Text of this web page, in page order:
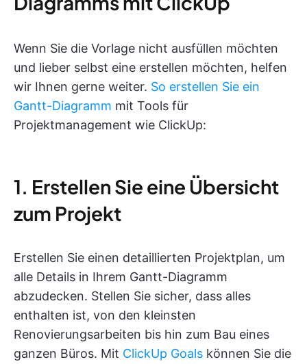
Wenn Sie die Vorlage nicht ausfüllen möchten
und lieber selbst eine erstellen möchten, helfen
wir Ihnen gerne weiter. So erstellen Sie ein
Gantt-Diagramm mit Tools für
Projektmanagement wie ClickUp:
1. Erstellen Sie eine Übersicht
zum Projekt
Erstellen Sie einen detaillierten Projektplan, um
alle Details in Ihrem Gantt-Diagramm
abzudecken. Stellen Sie sicher, dass alles
enthalten ist, von den kleinsten
Renovierungsarbeiten bis hin zum Bau eines
ganzen Büros. Mit ClickUp Goals können Sie die